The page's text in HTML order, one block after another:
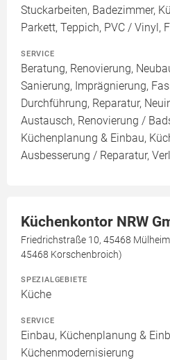
Stuckarbeiten, Badezimmer,
Parkett, Teppich, PVC / Vinyl,
SERVICE
Beratung, Renovierung,
Sanierung, Imprägnierung,
Durchführung, Reparatur,
Austausch, Renovierung /
Küchenplanung & Einbau,
Ausbesserung / Reparatur,
Küchenkontor NRW
Friedrichstraße 10, 45468
45468 Korschenbroich)
SPEZIALGEBIETE
Küche
SERVICE
Einbau, Küchenplanung &
Küchenmodernisierung